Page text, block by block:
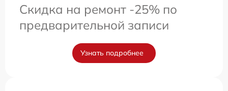
Скидка на ремонт -25% по
предварительной записи
Узнать подробнее